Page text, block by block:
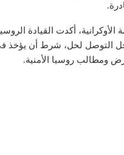
الأوكرانية، أكدت القيادة
التوصل لحل، شرط أن يؤخذ في
ومطالب روسيا الأمنية.